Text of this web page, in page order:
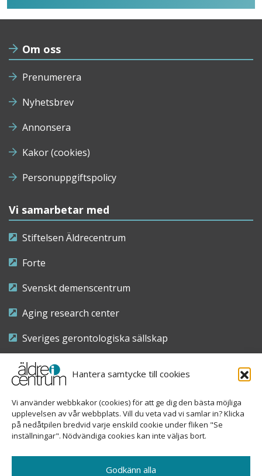
Hantera samtycke till cookies
Vi använder webbkakor (cookies) för att ge dig den bästa möjliga
upplevelsen av vår webbplats. Vill du veta vad vi samlar in? Klicka
på nedåtpilen bredvid varje enskild cookie under fliken "Se
inställningar". Nödvändiga cookies kan inte väljas bort.
Godkänn alla
Om oss
Prenumerera
Nyhetsbrev
Annonsera
Kakor (cookies)
Personuppgiftspolicy
Vi samarbetar med
Stiftelsen Äldrecentrum
Forte
Svenskt demenscentrum
Aging research center
Sveriges gerontologiska sällskap
Riksföreningen för sjuksköterskor inom äldre- och
demensvård
Nationellt kompetenscentrum anhöriga